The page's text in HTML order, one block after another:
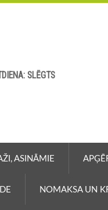
SLĒGTS
ASINĀMIE
NOMAKSA UN